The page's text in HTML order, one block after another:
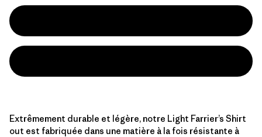
Extrêmement durable et légère, notre Light Farrier’s Shirt
out est fabriquée dans une matière à la fois résistante à